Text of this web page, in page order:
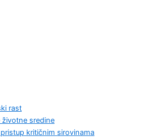
rast
životne sredine
kritičnim sirovinama